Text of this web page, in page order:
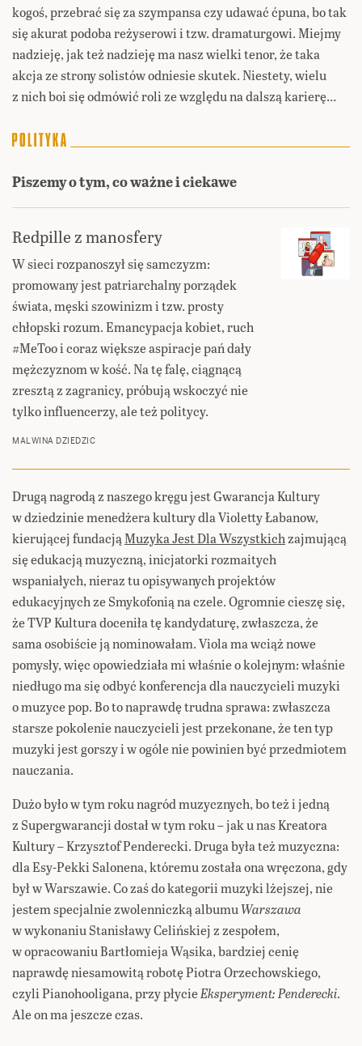
kogoś, przebrać się za szympansa czy udawać ćpuna, bo tak
się akurat podoba reżyserowi i tzw. dramaturgowi. Miejmy
nadzieję, jak też nadzieję ma nasz wielki tenor, że taka
akcja ze strony solistów odniesie skutek. Niestety, wielu
z nich boi się odmówić roli ze względu na dalszą karierę…
Piszemy o tym, co ważne i ciekawe
Redpille z manosfery
W sieci rozpanoszył się samczyzm:
promowany jest patriarchalny porządek
świata, męski szowinizm i tzw. prosty
chłopski rozum. Emancypacja kobiet, ruch
#MeToo i coraz większe aspiracje pań dały
mężczyznom w kość. Na tę falę, ciągnącą
zresztą z zagranicy, próbują wskoczyć nie
tylko influencerzy, ale też politycy.
MALWINA DZIEDZIC
Drugą nagrodą z naszego kręgu jest Gwarancja Kultury
w dziedzinie menedżera kultury dla Violetty Łabanow,
kierującej fundacjąMuzyka Jest Dla Wszystkichzajmującą
się edukacją muzyczną, inicjatorki rozmaitych
wspaniałych, nieraz tu opisywanych projektów
edukacyjnych ze Smykofonią na czele. Ogromnie cieszę się,
że TVP Kultura doceniła tę kandydaturę, zwłaszcza, że
sama osobiście ją nominowałam. Viola ma wciąż nowe
pomysły, więc opowiedziała mi właśnie o kolejnym: właśnie
niedługo ma się odbyć konferencja dla nauczycieli muzyki
o muzyce pop. Bo to naprawdę trudna sprawa: zwłaszcza
starsze pokolenie nauczycieli jest przekonane, że ten typ
muzyki jest gorszy i w ogóle nie powinien być przedmiotem
nauczania.
Dużo było w tym roku nagród muzycznych, bo też i jedną
z Supergwarancji dostał w tym roku – jak u nas Kreatora
Kultury – Krzysztof Penderecki. Druga była też muzyczna:
dla Esy-Pekki Salonena, któremu została ona wręczona, gdy
był w Warszawie. Co zaś do kategorii muzyki lżejszej, nie
jestem specjalnie zwolenniczką albumuWarszawa
w wykonaniu Stanisławy Celińskiej z zespołem,
w opracowaniu Bartłomieja Wąsika, bardziej cenię
naprawdę niesamowitą robotę Piotra Orzechowskiego,
czyli Pianohooligana, przy płycieEksperyment: Penderecki.
Ale on ma jeszcze czas.